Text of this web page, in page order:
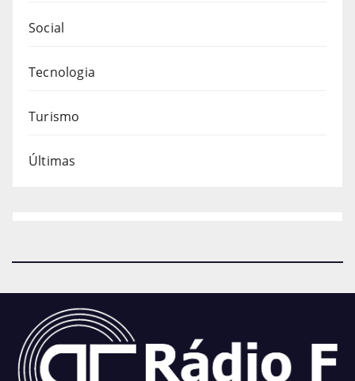
Social
Tecnologia
Turismo
Últimas